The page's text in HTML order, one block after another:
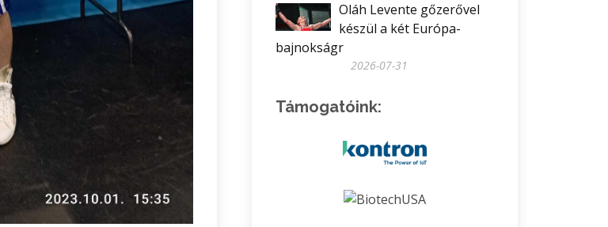
Oláh Levente gőzerővel
készül a két Európa-
bajnokságr
2026-07-31
Támogatóink: